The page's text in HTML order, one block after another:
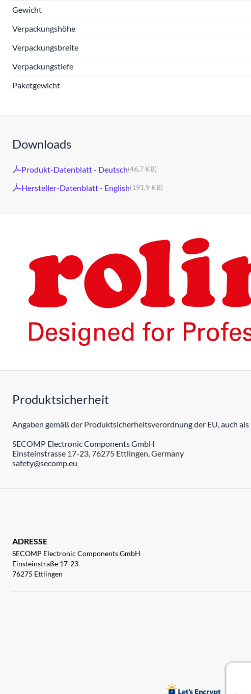
Gewicht
Verpackungshöhe
Verpackungsbreite
Verpackungstiefe
Paketgewicht
Downloads
Produkt-Datenblatt - Deutsch(46,7 KB)
Hersteller-Datenblatt - English(191,9 KB)
Produktsicherheit
Angaben gemäß der Produktsicherheitsverordnung der EU, auch
SECOMP Electronic Components GmbH
Einsteinstrasse 17-23, 76275 Ettlingen, Germany
safety@secomp.eu
ADRESSE
SECOMP Electronic Components GmbH
Einsteinstraße 17-23
76275 Ettlingen